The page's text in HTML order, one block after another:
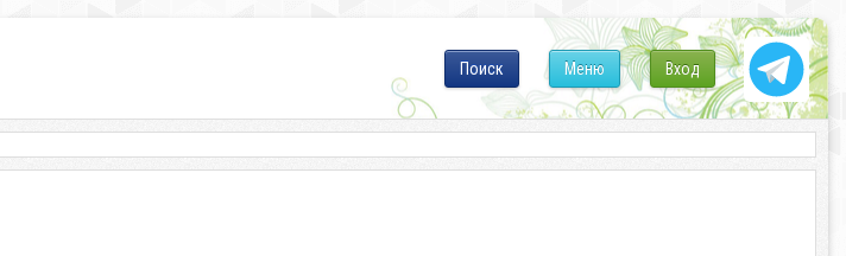
Вход
Меню
Поиск